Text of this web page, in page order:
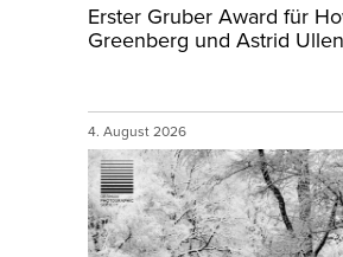
Erster Gruber Award für
Greenberg und Astrid
4. August 2026